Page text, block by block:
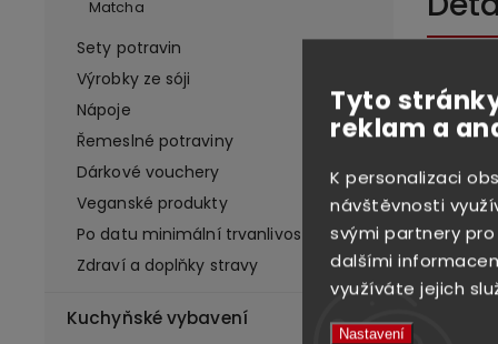
Tyto
reklam a
K personalizaci
návštěvnosti
svými partnery
dalšími
využíváte jejich
Nastavení
Matcha
Sety potravin
Výrobky ze sóji
Nápoje
Řemeslné potraviny
Dárkové vouchery
Veganské produkty
Po datu minimální trvanlivosti
Zdraví a doplňky stravy
Kuchyňské vybavení
pouze
a